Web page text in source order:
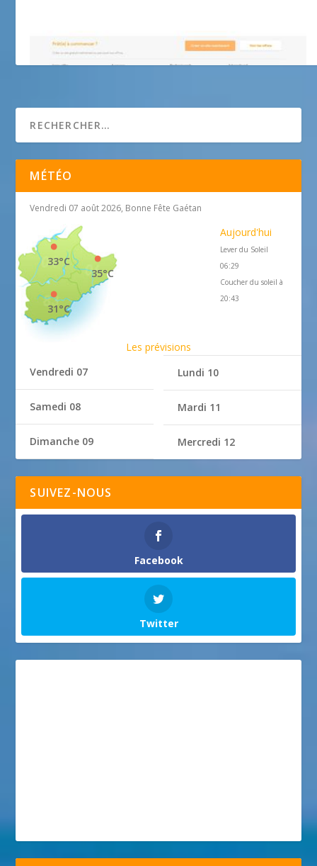
MÉTÉO
Vendredi 07 août 2026, Bonne Fête Gaétan
35°C
33°C
31°C
Aujourd'hui
Lever du Soleil
06:29
Coucher du soleil à
20:43
Les prévisions
Vendredi 07
Samedi 08
Dimanche 09
Lundi 10
Mardi 11
Mercredi 12
SUIVEZ-NOUS
Facebook
Twitter